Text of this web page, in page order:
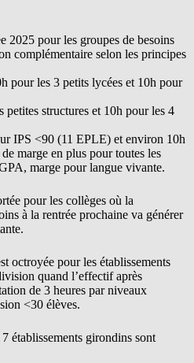
2025 pour les groupes de besoins
complémentaire selon les principes
pour les 3 petits lycées et 10h pour
structures et 10h pour les 4
IPS <90 (11 EPLE) et environ 10h
marge en plus pour toutes les
marge pour langue vivante.
pour les collèges où la
à la rentrée prochaine va générer
octroyée pour les établissements
quand l’effectif après
de 3 heures par niveaux
<30 élèves.
établissements girondins sont